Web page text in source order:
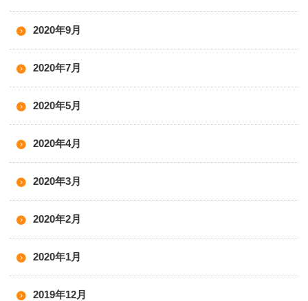
2020年9月
2020年7月
2020年5月
2020年4月
2020年3月
2020年2月
2020年1月
2019年12月